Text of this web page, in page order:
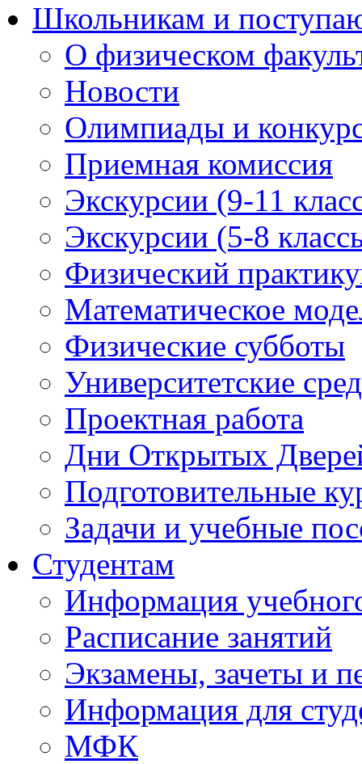
Школьникам и
О физическом
Новости
Олимпиады и
Приемная комиссия
Экскурсии (9-11
Экскурсии (5-8
Физический
Математическое
Физические субботы
Университетские
Проектная работа
Дни Открытых
Подготовительные
Задачи и учебные
Студентам
Информация
Расписание занятий
Экзамены, зачеты и
Информация для
МФК